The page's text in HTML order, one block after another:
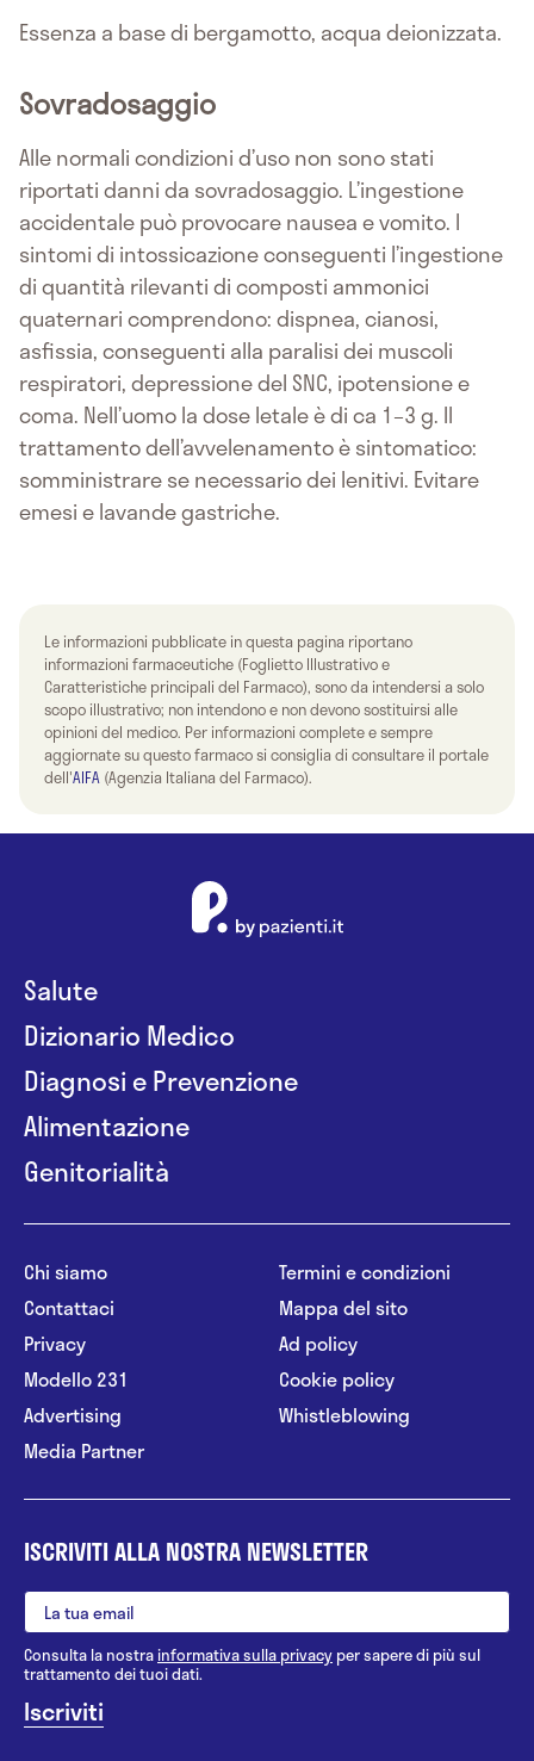
Essenza a base di bergamotto, acqua deionizzata.
Sovradosaggio
Alle normali condizioni d’uso non sono stati
riportati danni da sovradosaggio. L’ingestione
accidentale può provocare nausea e vomito. I
sintomi di intossicazione conseguenti l’ingestione
di quantità rilevanti di composti ammonici
quaternari comprendono: dispnea, cianosi,
asfissia, conseguenti alla paralisi dei muscoli
respiratori, depressione del SNC, ipotensione e
coma. Nell’uomo la dose letale è di ca 1–3 g. Il
trattamento dell’avvelenamento è sintomatico:
somministrare se necessario dei lenitivi. Evitare
emesi e lavande gastriche.
Le informazioni pubblicate in questa pagina riportano
informazioni farmaceutiche (Foglietto Illustrativo e
Caratteristiche principali del Farmaco), sono da intendersi a solo
scopo illustrativo; non intendono e non devono sostituirsi alle
opinioni del medico. Per informazioni complete e sempre
aggiornate su questo farmaco si consiglia di consultare il portale
dell'AIFA (Agenzia Italiana del Farmaco).
Salute
Dizionario Medico
Diagnosi e Prevenzione
Alimentazione
Genitorialità
Chi siamo
Contattaci
Privacy
Modello 231
Advertising
Media Partner
Termini e condizioni
Mappa del sito
Ad policy
Cookie policy
Whistleblowing
ISCRIVITI ALLA NOSTRA NEWSLETTER
Consulta la nostrainformativa sulla privacy per sapere di più sul
trattamento dei tuoi dati.